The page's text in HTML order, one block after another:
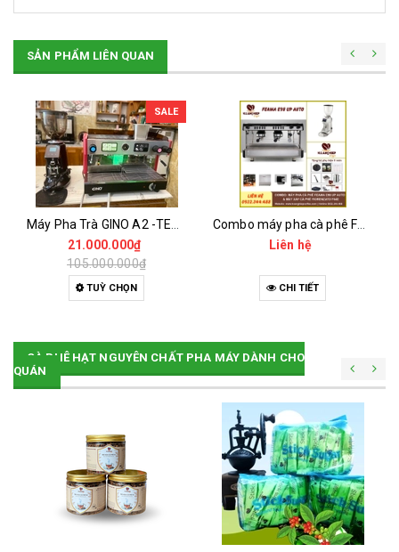
SẢN PHẨM LIÊN QUAN
SALE
21.000.000₫
105.000.000₫
TUỲ CHỌN
Liên hệ
CHI TIẾT
CÀ PHÊ HẠT NGUYÊN CHẤT PHA MÁY DÀNH CHO
QUÁN